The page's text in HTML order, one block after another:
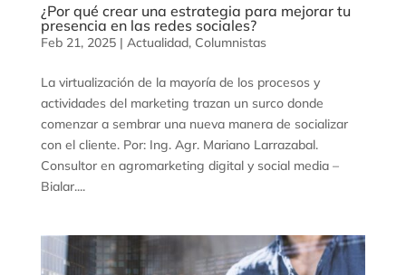
¿Por qué crear una estrategia para mejorar tu
presencia en las redes sociales?
Feb 21, 2025| Actualidad, Columnistas
La virtualización de la mayoría de los procesos y
actividades del marketing trazan un surco donde
comenzar a sembrar una nueva manera de socializar
con el cliente. Por: Ing. Agr. Mariano Larrazabal.
Consultor en agromarketing digital y social media –
Bialar....